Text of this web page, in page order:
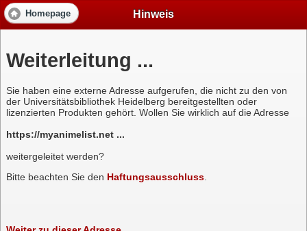
Homepage Hinweis
Weiterleitung ...
Sie haben eine externe Adresse aufgerufen, die nicht zu den von
der Universitätsbibliothek Heidelberg bereitgestellten oder
lizenzierten Produkten gehört. Wollen Sie wirklich auf die Adresse
https://myanimelist.net ...
weitergeleitet werden?
Bitte beachten Sie den Haftungsausschluss.